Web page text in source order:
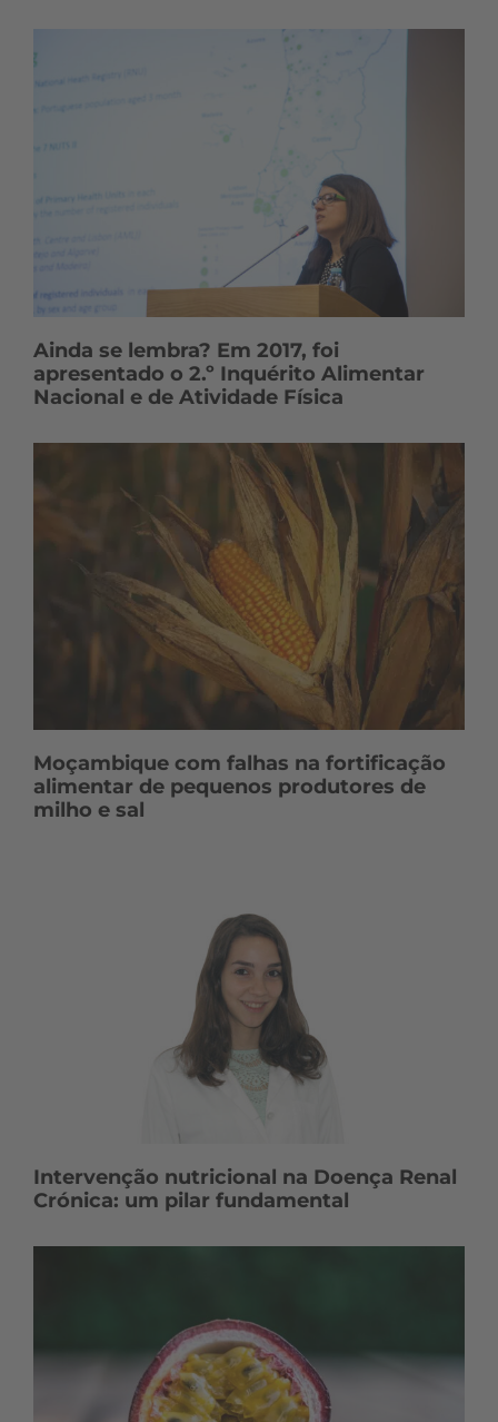
Ainda se lembra? Em 2017, foi
apresentado o 2.º Inquérito Alimentar
Nacional e de Atividade Física
Moçambique com falhas na fortificação
alimentar de pequenos produtores de
milho e sal
Intervenção nutricional na Doença Renal
Crónica: um pilar fundamental